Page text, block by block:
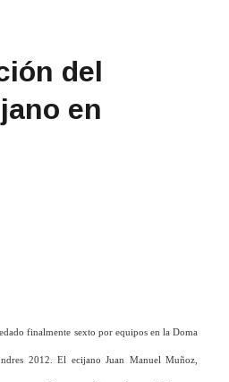
del
en
finalmente sexto por equipos en la Doma
2012. El ecijano Juan Manuel Muñoz,